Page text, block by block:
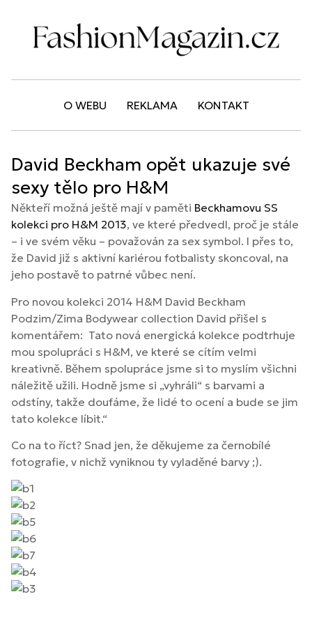
O WEBU REKLAMA KONTAKT
David Beckham opět ukazuje své
sexy tělo pro H&M
Někteří možná ještě mají v paměti Beckhamovu SS
kolekci pro H&M 2013, ve které předvedl, proč je stále
– i ve svém věku – považován za sex symbol. I přes to,
že David již s aktivní kariérou fotbalisty skoncoval, na
jeho postavě to patrné vůbec není.
Pro novou kolekci 2014 H&M David Beckham
Podzim/Zima Bodywear collection David přišel s
komentářem: Tato nová energická kolekce podtrhuje
mou spolupráci s H&M, ve které se cítím velmi
kreativně. Během spolupráce jsme si to myslím všichni
náležitě užili. Hodně jsme si „vyhráli“ s barvami a
odstíny, takže doufáme, že lidé to ocení a bude se jim
tato kolekce líbit.“
Co na to říct? Snad jen, že děkujeme za černobílé
fotografie, v nichž vyniknou ty vyladěné barvy ;).